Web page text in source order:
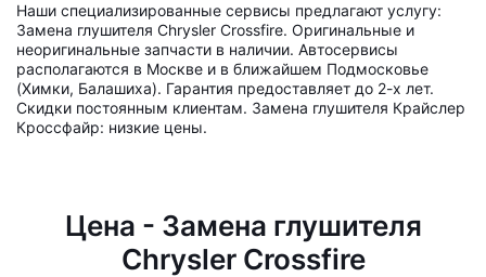
Наши специализированные сервисы предлагают услугу:
Замена глушителя Chrysler Crossfire. Оригинальные и
неоригинальные запчасти в наличии. Автосервисы
располагаются в Москве и в ближайшем Подмосковье
(Химки, Балашиха). Гарантия предоставляет до 2-х лет.
Скидки постоянным клиентам. Замена глушителя Крайслер
Кроссфайр: низкие цены.
Цена - Замена глушителя
Chrysler Crossfire